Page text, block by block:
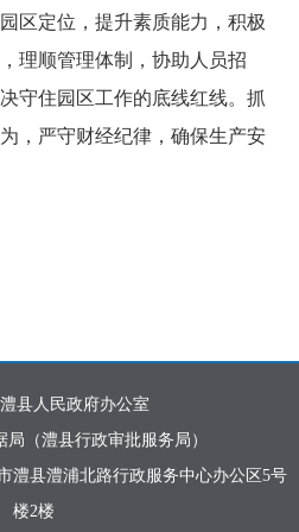
区定位，提升素质能力，积极
理顺管理体制，协助人员招
守住园区工作的底线红线。抓
，严守财经纪律，确保生产安
县人民政府办公室
（澧县行政审批服务局）
澧县澧浦北路行政服务中心办公区5号
楼2楼